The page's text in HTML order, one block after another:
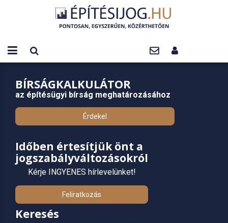
BÍRSÁGKALKULÁTOR
az építésügyi bírság meghatározásához
Érdekel
Időben értesítjük önt a
jogszabályváltozásokról
Kérje INGYENES hírlevelünket!
Feliratkozás
Keresés